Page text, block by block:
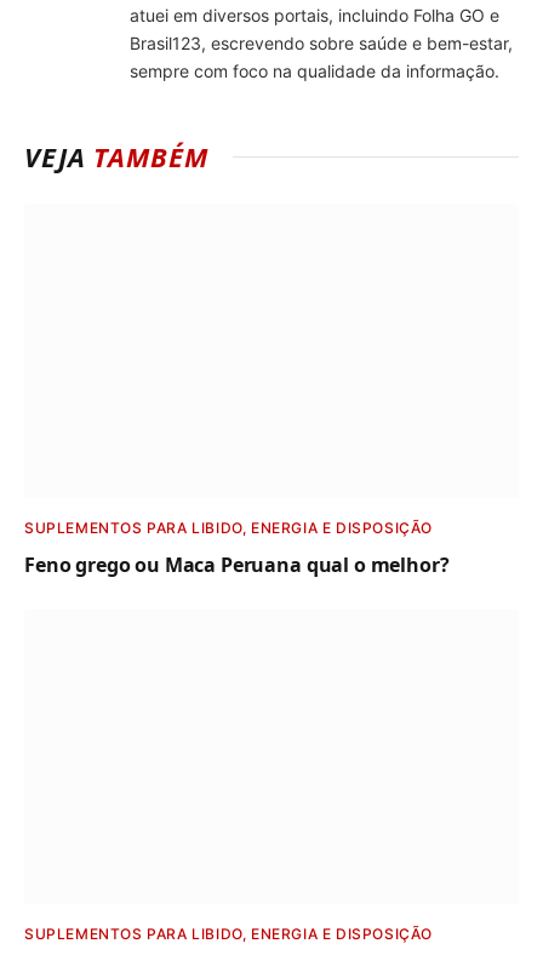
atuei em diversos portais, incluindo Folha GO e
Brasil123, escrevendo sobre saúde e bem-estar,
sempre com foco na qualidade da informação.
VEJA TAMBÉM
SUPLEMENTOS PARA LIBIDO, ENERGIA E DISPOSIÇÃO
Feno grego ou Maca Peruana qual o melhor?
SUPLEMENTOS PARA LIBIDO, ENERGIA E DISPOSIÇÃO